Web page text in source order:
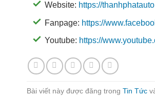
Website: https://
Fanpage: https://
Youtube: https://
Bài viết này được đăng trong Tin Tức